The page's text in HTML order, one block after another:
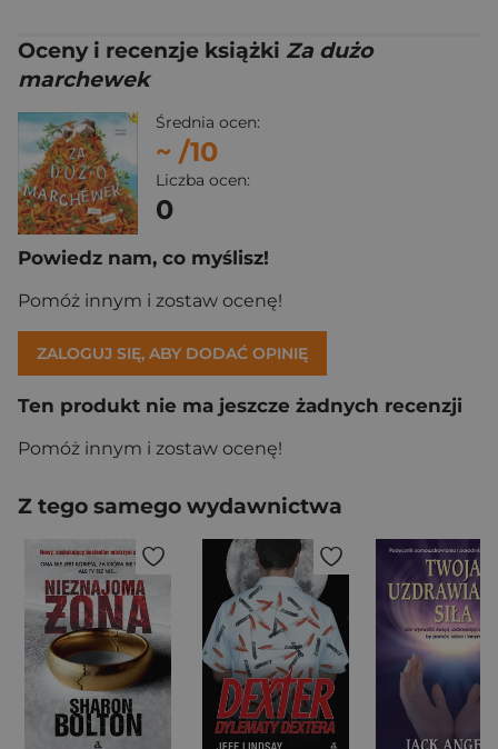
Oceny i recenzje książki Za dużo
marchewek
Średnia ocen:
~ /10
Liczba ocen:
0
Powiedz nam, co myślisz!
Pomóż innym i zostaw ocenę!
ZALOGUJ SIĘ, ABY DODAĆ OPINIĘ
Ten produkt nie ma jeszcze żadnych recenzji
Pomóż innym i zostaw ocenę!
Z tego samego wydawnictwa